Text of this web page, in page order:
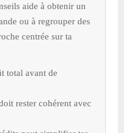
aide à obtenir un
ou à regrouper des
centrée sur ta
total avant de
rester cohérent avec